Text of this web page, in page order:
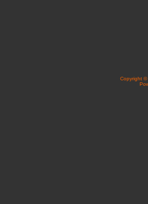
Copyright